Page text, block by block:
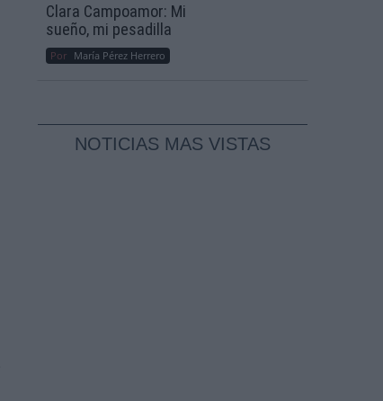
Clara Campoamor: Mi
sueño, mi pesadilla
Por María Pérez Herrero
NOTICIAS MAS VISTAS